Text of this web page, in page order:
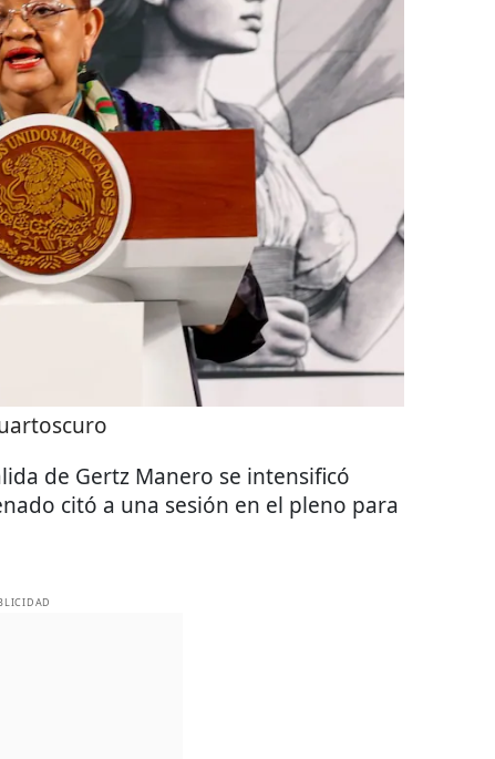
de Gertz Manero se intensificó
citó a una sesión en el pleno para